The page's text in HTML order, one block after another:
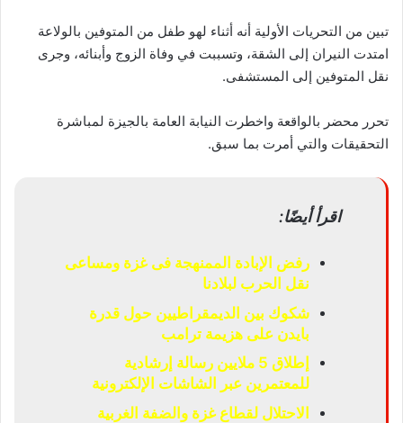
تبين من التحريات الأولية أنه أثناء لهو طفل من المتوفين بالولاعة
امتدت النيران إلى الشقة، وتسببت في وفاة الزوج وأبنائه، وجرى
نقل المتوفين إلى المستشفى.
تحرر محضر بالواقعة واخطرت النيابة العامة بالجيزة لمباشرة
التحقيقات والتي أمرت بما سبق.
اقرأ أيضًا:
رفض الإبادة الممنهجة فى غزة ومساعى
نقل الحرب لبلادنا
شكوك بين الديمقراطيين حول قدرة
بايدن على هزيمة ترامب
إطلاق 5 ملايين رسالة إرشادية
للمعتمرين عبر الشاشات الإلكترونية
الاحتلال لقطاع غزة والضفة الغربية